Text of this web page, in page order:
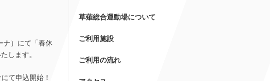
ナ）にて「春休
します。
て申込開始！
草薙総合運動場について
ご利用施設
ご利用の流れ